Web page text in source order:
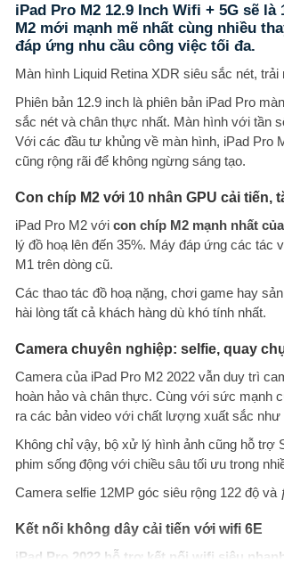
iPad Pro M2 12.9 Inch Wifi + 5G sẽ
M2 mới mạnh mẽ nhất cùng nhiều
đáp ứng nhu cầu công việc tối đa.
Màn hình Liquid Retina XDR siêu sắc nét,
Phiên bản 12.9 inch là phiên bản iPad Pro
sắc nét và chân thực nhất. Màn hình với tần
Với các đầu tư khủng về màn hình, iPad Pro
cũng rộng rãi để không ngừng sáng tạo.
Con chíp M2 với 10 nhân GPU cải tiến,
iPad Pro M2 với con chíp M2 mạnh nhất
lý đồ hoạ lên đến 35%. Máy đáp ứng các tác
M1 trên dòng cũ.
Các thao tác đồ hoạ nặng, chơi game hay
hài lòng tất cả khách hàng dù khó tính nhất.
Camera chuyên nghiệp: selfie, quay
Camera của iPad Pro M2 2022 vẫn duy trì
hoàn hảo và chân thực. Cùng với sức mạnh
ra các bản video với chất lượng xuất sắc
Không chỉ vậy, bộ xử lý hình ảnh cũng hỗ
phim sống động với chiều sâu tối ưu trong
Camera selfie 12MP góc siêu rộng 122 độ
Kết nối không dây cải tiến với wifi 6E
iPad Pro 2022 hỗ trợ kết nối wifi siêu